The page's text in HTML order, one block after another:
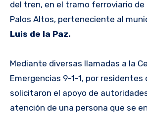
del tren, en el tramo ferroviario de
Palos Altos, perteneciente al
Luis de la Paz.
Mediante diversas llamadas a la
Emergencias 9-1-1, por residentes
solicitaron el apoyo de
atención de una persona que se